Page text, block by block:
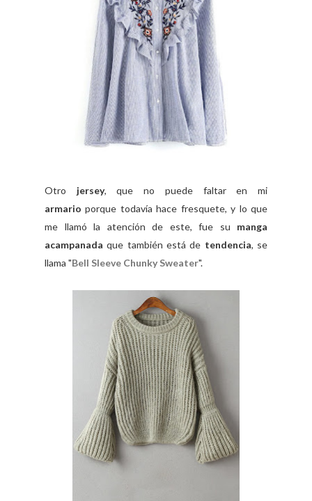
Otro jersey,
que no puede faltar en mi
armarioporque todavía hace fresquete, y lo que
me llamó la atención de este, fue su manga
acampanada que también está de tendencia, se
llama "Bell Sleeve Chunky Sweater".